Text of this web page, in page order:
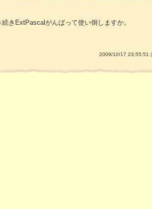
きExtPascalがんばって使い倒しますか。
2009/10/17 23:55:51 |